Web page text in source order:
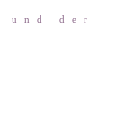
und der